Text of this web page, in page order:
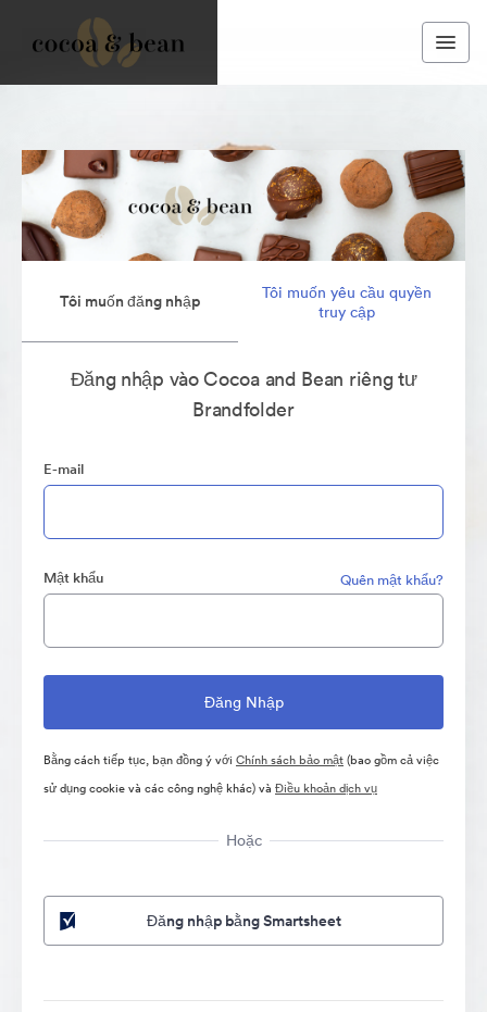
Tôi muốn đăng nhập
Tôi muốn yêu cầu quyền
truy cập
Đăng nhập vào Cocoa and Bean riêng tư
Brandfolder
E-mail
Mật khẩu Quên mật khẩu?
Bằng cách tiếp tục, bạn đồng ý với Chính sách bảo mật(bao gồm cả việc
sử dụng cookie và các công nghệ khác) và Điều khoản dịch vụ
Hoặc
Đăng nhập bằng Smartsheet